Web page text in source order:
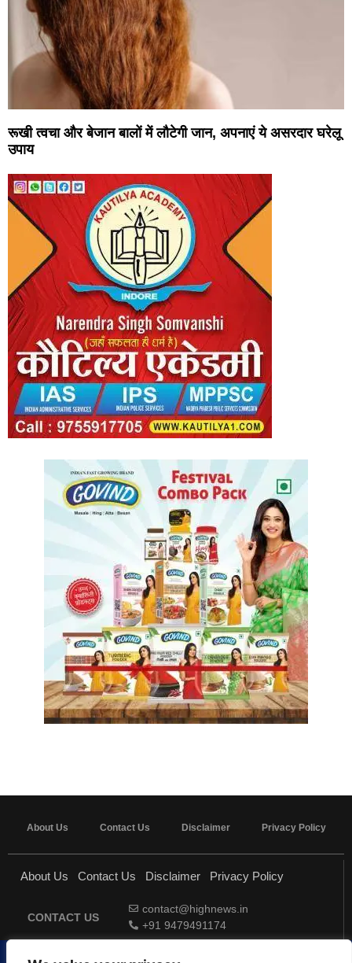
रूखी त्वचा और बेजान बालों में लौटेगी जान, अपनाएं ये असरदार घरेलू
उपाय
About Us Contact Us Disclaimer Privacy Policy
About Us Contact Us Disclaimer Privacy Policy
CONTACT US
contact@highnews.in
+91 9479491174